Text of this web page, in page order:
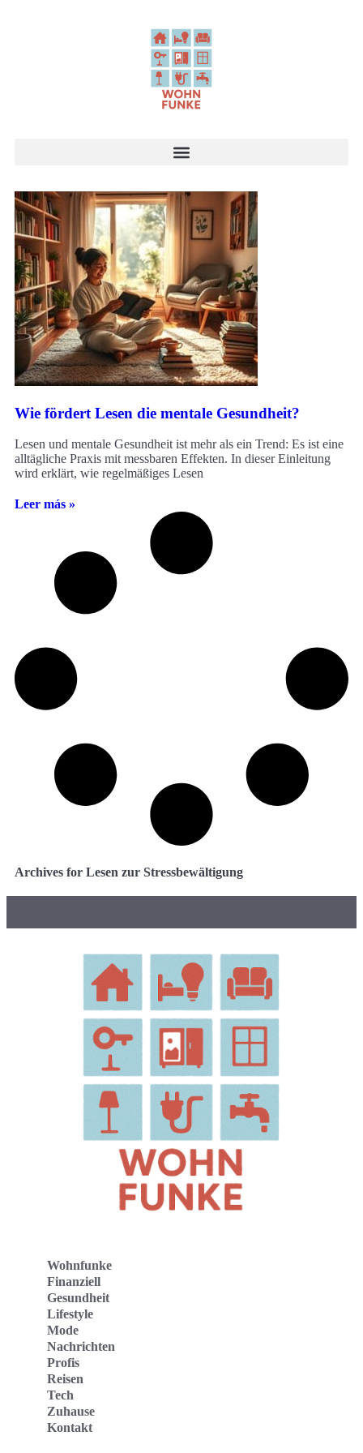
Wie fördert Lesen die mentale Gesundheit?
Lesen und mentale Gesundheit ist mehr als ein Trend: Es ist eine
alltägliche Praxis mit messbaren Effekten. In dieser Einleitung
wird erklärt, wie regelmäßiges Lesen
Leer más »
Archives for Lesen zur Stressbewältigung
Wohnfunke
Finanziell
Gesundheit
Lifestyle
Mode
Nachrichten
Profis
Reisen
Tech
Zuhause
Kontakt